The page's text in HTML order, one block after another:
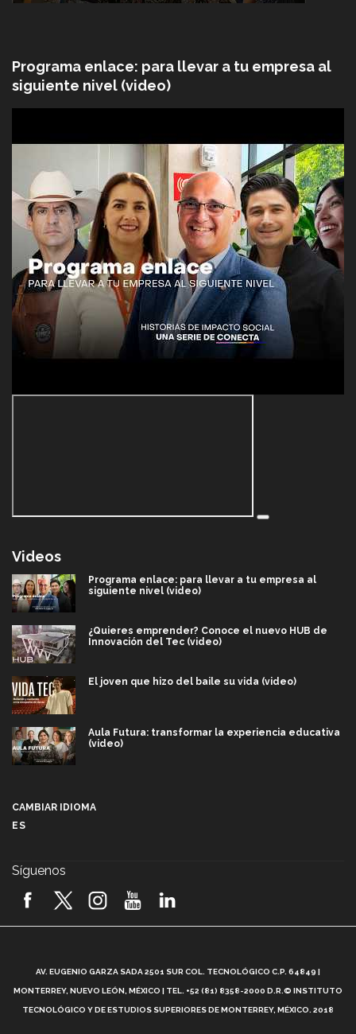
Programa enlace: para llevar a tu empresa al
siguiente nivel (video)
Videos
Programa enlace: para llevar a tu empresa al
siguiente nivel (video)
¿Quieres emprender? Conoce el nuevo HUB de
Innovación del Tec (video)
El joven que hizo del baile su vida (video)
Aula Futura: transformar la experiencia educativa
(video)
2026! (video)
¿Cómo es el Modelo Educativo Tec? (video)
CAMBIAR IDIOMA
ES
Síguenos
AV. EUGENIO GARZA SADA 2501 SUR COL. TECNOLÓGICO C.P. 64849 |
MONTERREY, NUEVO LEÓN, MÉXICO | TEL. +52 (81) 8358-2000 D.R.© INSTITUTO
TECNOLÓGICO Y DE ESTUDIOS SUPERIORES DE MONTERREY, MÉXICO. 2018